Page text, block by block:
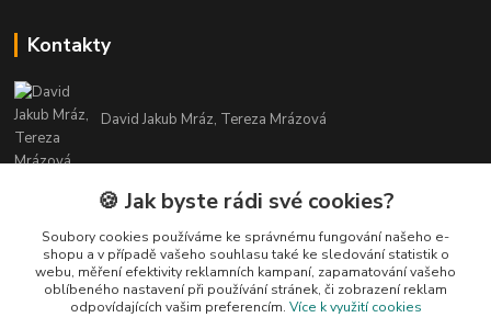
Kontakty
David Jakub Mráz, Tereza Mrázová
info@bylinky-maya.cz
🍪 Jak byste rádi své cookies?
Soubory cookies používáme ke správnému fungování našeho e-
shopu a v případě vašeho souhlasu také ke sledování statistik o
webu, měření efektivity reklamních kampaní, zapamatování vašeho
oblíbeného nastavení při používání stránek, či zobrazení reklam
odpovídajících vašim preferencím. Více k využití cookies